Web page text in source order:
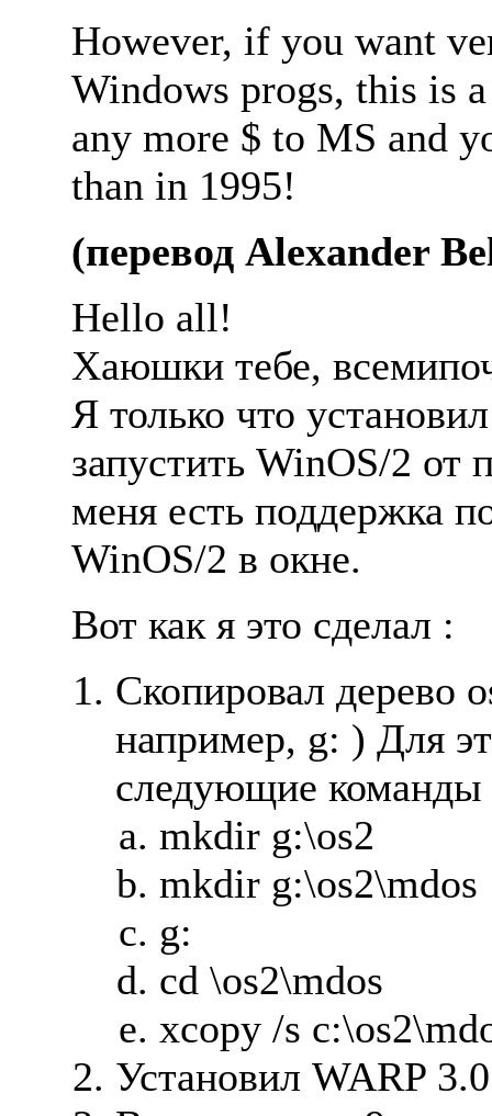
However, if you want
Windows progs, this is
any more $ to MS and
than in 1995!
(перевод Alexander
Hello all!
Хаюшки тебе,
Я только что
запустить WinOS/2 от
меня есть поддержка
WinOS/2 в окне.
Вот как я это сделал :
Скопировал дерево
например, g: ) Для
следующие команды
mkdir g:\os2
mkdir g:\os2\mdos
g:
cd \os2\mdos
xcopy /s
Установил WARP